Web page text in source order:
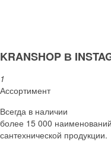
KRANSHOP В
1
Ассортимент
Всегда в наличии
более 15 000 наименований
сантехнической продукции.